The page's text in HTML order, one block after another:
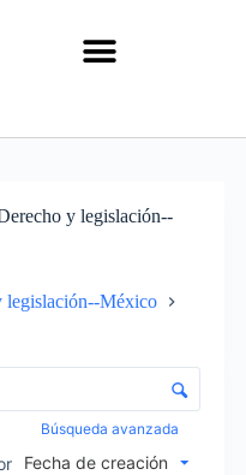
y legislación--
legislación--México
Búsqueda avanzada
Fecha de creación